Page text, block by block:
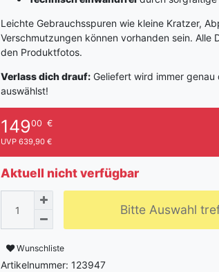
Leichte Gebrauchsspuren wie kleine Kratzer,
Verschmutzungen können vorhanden sein. Alle
den Produktfotos.
Verlass dich drauf: Geliefert wird immer genau
auswählst!
14900 €
UVP 639,90 €
Aktuell nicht verfügbar
Bitte Auswahl
Wunschliste
Artikelnummer: 123947